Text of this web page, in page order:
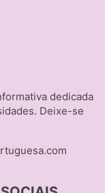
dedicada
Deixe-se